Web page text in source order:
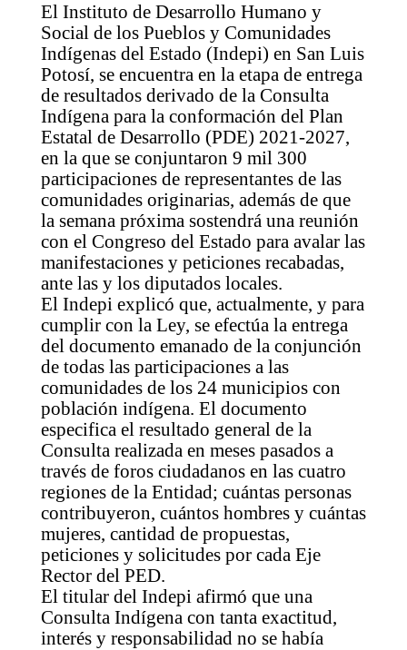
El Instituto de Desarrollo Humano y
Social de los Pueblos y Comunidades
Indígenas del Estado (Indepi) en San Luis
Potosí, se encuentra en la etapa de entrega
de resultados derivado de la Consulta
Indígena para la conformación del Plan
Estatal de Desarrollo (PDE) 2021-2027,
en la que se conjuntaron 9 mil 300
participaciones de representantes de las
comunidades originarias, además de que
la semana próxima sostendrá una reunión
con el Congreso del Estado para avalar las
manifestaciones y peticiones recabadas,
ante las y los diputados locales.
El Indepi explicó que, actualmente, y para
cumplir con la Ley, se efectúa la entrega
del documento emanado de la conjunción
de todas las participaciones a las
comunidades de los 24 municipios con
población indígena. El documento
especifica el resultado general de la
Consulta realizada en meses pasados a
través de foros ciudadanos en las cuatro
regiones de la Entidad; cuántas personas
contribuyeron, cuántos hombres y cuántas
mujeres, cantidad de propuestas,
peticiones y solicitudes por cada Eje
Rector del PED.
El titular del Indepi afirmó que una
Consulta Indígena con tanta exactitud,
interés y responsabilidad no se había